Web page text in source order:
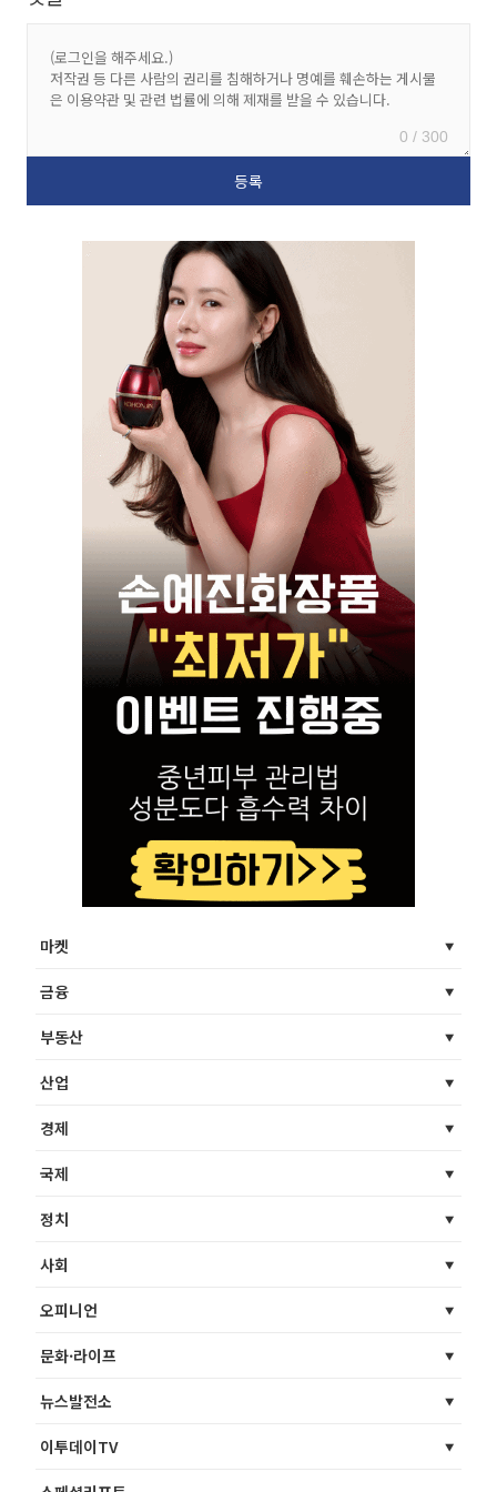
0 / 300
마켓
금융
부동산
산업
경제
국제
정치
사회
오피니언
문화·라이프
뉴스발전소
이투데이TV